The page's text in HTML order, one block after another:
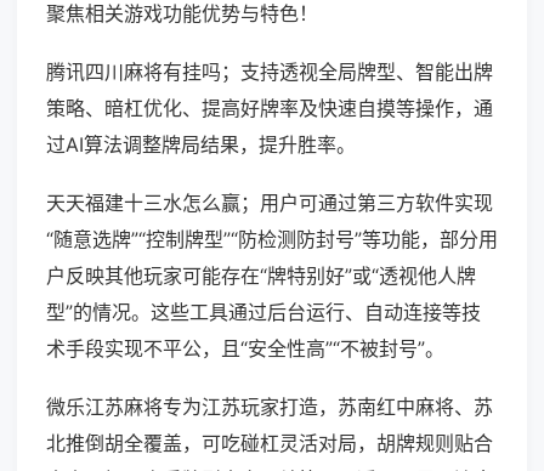
聚焦相关游戏功能优势与特色！
腾讯四川麻将有挂吗；支持透视全局牌型、智能出牌
策略、暗杠优化、提高好牌率及快速自摸等操作，通
过AI算法调整牌局结果，提升胜率。
天天福建十三水怎么赢；用户可通过第三方软件实现
“随意选牌”“控制牌型”“防检测防封号”等功能，部分用
户反映其他玩家可能存在“牌特别好”或“透视他人牌
型”的情况。这些工具通过后台运行、自动连接等技
术手段实现不平公，且“安全性高”“不被封号”。
微乐江苏麻将专为江苏玩家打造，苏南红中麻将、苏
北推倒胡全覆盖，可吃碰杠灵活对局，胡牌规则贴合